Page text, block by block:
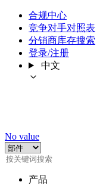
合规中心
竞争对手对照表
分销商库存搜索
登录/注册
中文
No value
产品